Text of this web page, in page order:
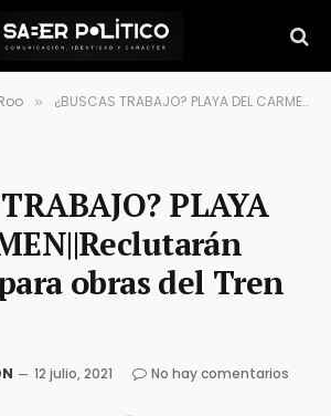
» ¿BUSCAS TRABAJO? PLAYA DEL CARMEN||Reclutarán personal para obras del Tren Maya
PLAYA
obras del Tren
12 julio, 2021
No hay comentarios